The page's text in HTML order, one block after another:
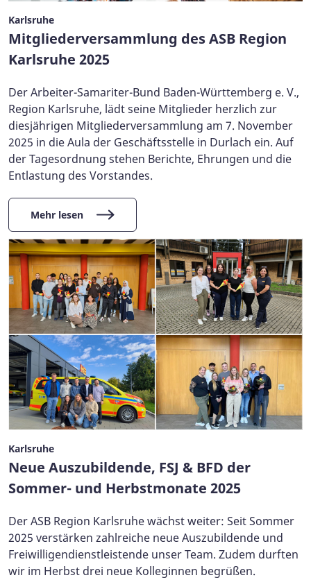
Karlsruhe
Mitgliederversammlung des ASB Region
Karlsruhe 2025
Der Arbeiter-Samariter-Bund Baden-Württemberg e. V.,
Region Karlsruhe, lädt seine Mitglieder herzlich zur
diesjährigen Mitgliederversammlung am 7. November
2025 in die Aula der Geschäftsstelle in Durlach ein. Auf
der Tagesordnung stehen Berichte, Ehrungen und die
Entlastung des Vorstandes.
Mehr lesen
Karlsruhe
Neue Auszubildende, FSJ & BFD der
Sommer- und Herbstmonate 2025
Der ASB Region Karlsruhe wächst weiter: Seit Sommer
2025 verstärken zahlreiche neue Auszubildende und
Freiwilligendienstleistende unser Team. Zudem durften
wir im Herbst drei neue Kolleginnen begrüßen.